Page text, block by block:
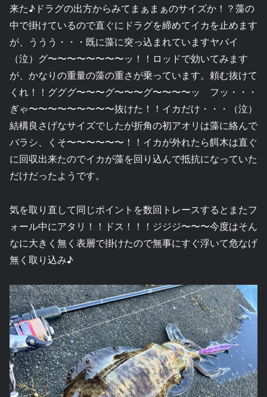
来た♪ドラグの出方からみてまぁまぁのサイズか！？藻の
中で掛けているので直ぐにドラグを締めてイカを止めます
が、ううう・・・既に藻に突っ込まれていますヤバイ
（泣）グ〜〜〜〜〜〜〜〜ッ！！ロッドで効いてみます
が、かなりの重量の藻の重さが乗っています。頼む抜けて
くれ！！グググ〜〜〜グ〜〜〜グ〜〜〜〜ッ フッ・・・
ぎゃ〜〜〜〜〜〜〜〜〜抜けた！！イカだけ・・・（泣）
結構良さげなサイズでしたが折角の初アオリは藻に絡んで
バラシ、くそ〜〜〜〜〜〜！！イカが外れたら餌木は直ぐ
に回収出来たのでイカが藻を回り込んで抵抗になっていた
だけだったようです。
気を取り直して同じポイントを数回トレースするとまたフ
ォール中にアタリ！！ドス！！！ジジジ〜〜〜今度はそん
なに大きく無く表層で掛けたので無事にすぐ浮いて危なげ
無く取り込み♪